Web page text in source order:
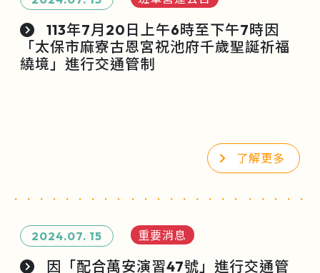
113年7月20日上午6時至下午7時因
「太保市麻寮古恩宮祝池府千歲聖誕祈福
繞境」進行交通管制
了解更多
2024.07. 15 重要消息
因「配合萬安演習47號」進行交通管